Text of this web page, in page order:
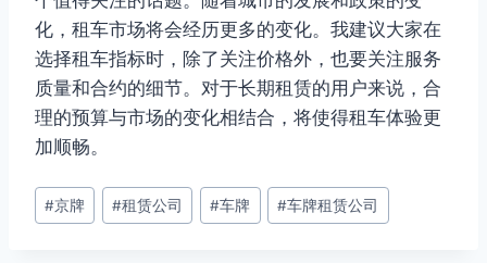
化，租车市场将会经历更多的变化。我建议大家在
选择租车指标时，除了关注价格外，也要关注服务
质量和合约的细节。对于长期租赁的用户来说，合
理的预算与市场的变化相结合，将使得租车体验更
加顺畅。
文
章
#京牌 #租赁公司 #车牌 #车牌租赁公司